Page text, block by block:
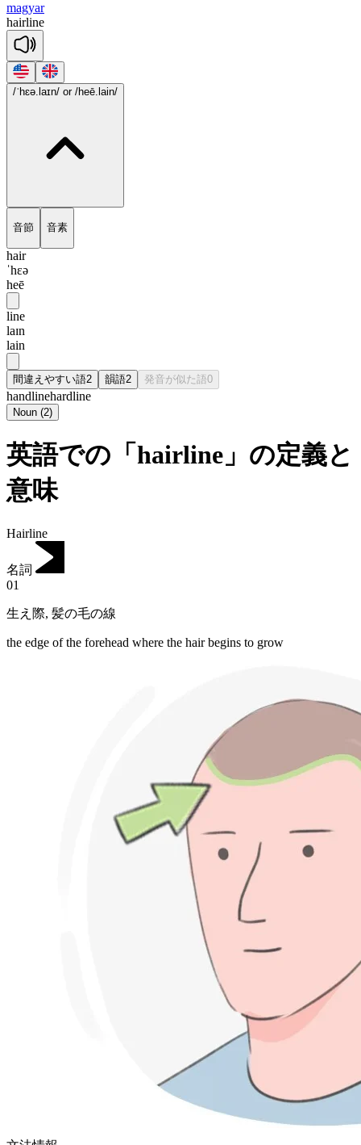
magyar
hairline
/ˈhɛə.laɪn/ or /heē.lain/
音節 音素
hair
ˈhɛə
heē
line
laɪn
lain
間違えやすい語2 韻語2 発音が似た語0
handlinehardline
Noun (2)
英語での「hairline」の定義と
意味
Hairline
名詞
01
生え際, 髪の毛の線
the edge of the forehead where the hair begins to grow